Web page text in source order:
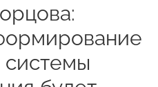
системы